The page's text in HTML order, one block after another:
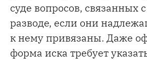
суде вопросов, связанных
разводе, если они
к нему привязаны. Даже
форма иска требует